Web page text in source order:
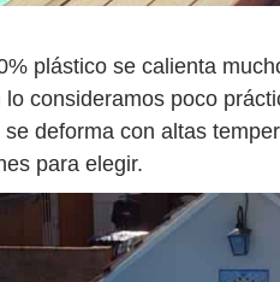
plástico se calienta
consideramos poco
deforma con altas
para elegir.